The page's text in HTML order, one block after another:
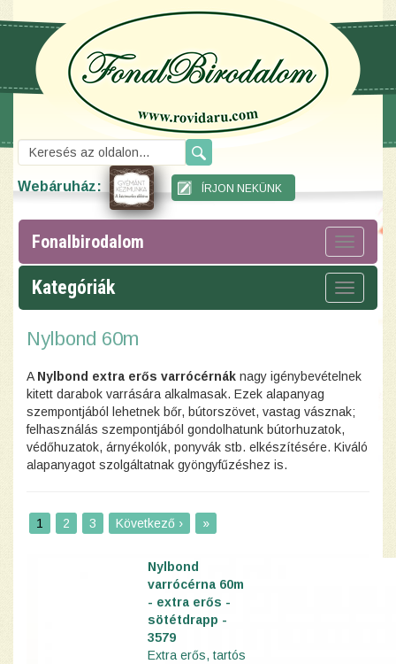
Webáruház:
Toggle
Fonalbirodalom
Toggle
Kategóriák
Nylbond 60m
A Nylbond extra erős varrócérnák nagy igénybevételnek
kitett darabok varrására alkalmasak. Ezek alapanyag
szempontjából lehetnek bőr, bútorszövet, vastag vásznak;
felhasználás szempontjából gondolhatunk bútorhuzatok,
védőhuzatok, árnyékolók, ponyvák stb. elkészítésére. Kiváló
alapanyagot szolgáltatnak gyöngyfűzéshez is.
1 2 3 Következő › »
Nylbond
varrócérna 60m
- extra erős -
sötétdrapp -
3579
Extra erős, tartós